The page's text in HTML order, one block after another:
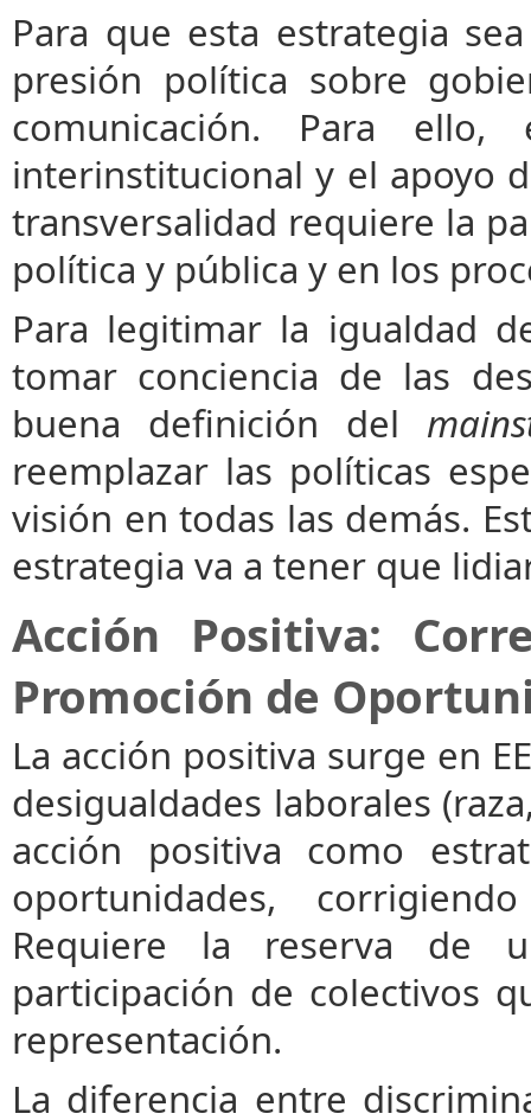
Para que esta estrategia
presión política sobre
comunicación. Para ello,
interinstitucional y el apoyo
transversalidad requiere la
política y pública y en los
Para legitimar la igualdad
tomar conciencia de las
buena definición del
reemplazar las políticas
visión en todas las demás.
estrategia va a tener que
Acción Positiva:
Promoción de
La acción positiva surge en
desigualdades laborales
acción positiva como
oportunidades,
Requiere la reserva de
participación de colectivos
representación.
La diferencia entre